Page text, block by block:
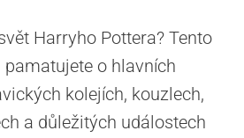
Harryho Pottera? Tento
pamatujete o hlavních
kolejích, kouzlech,
a důležitých událostech